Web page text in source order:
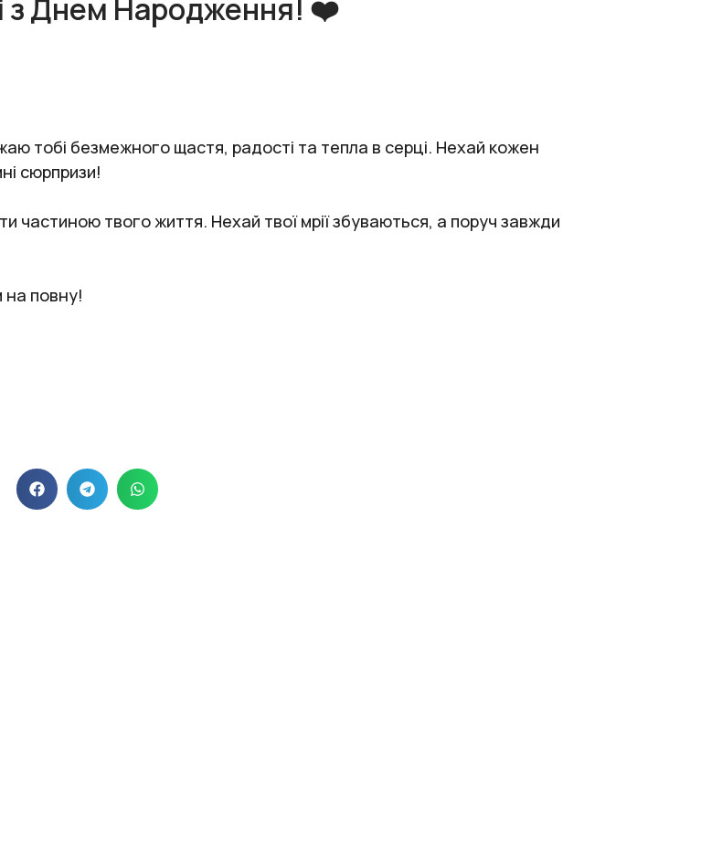
з Днем Народження! ❤️
тобі безмежного щастя, радості та тепла в серці. Нехай кожен
сюрпризи!
частиною твого життя. Нехай твої мрії збуваються, а поруч завжди
на повну!